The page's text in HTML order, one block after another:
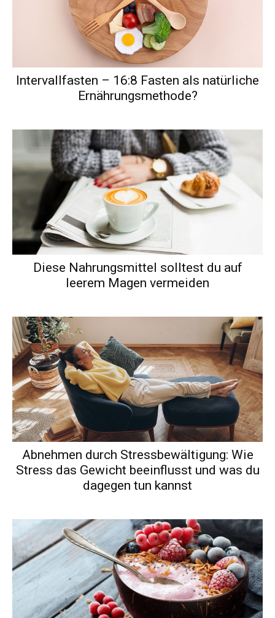
Intervallfasten – 16:8 Fasten als natürliche
Ernährungsmethode?
Diese Nahrungsmittel solltest du auf
leerem Magen vermeiden
Abnehmen durch Stressbewältigung: Wie
Stress das Gewicht beeinflusst und was du
dagegen tun kannst